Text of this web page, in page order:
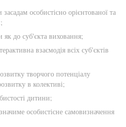
особистісно орієнтованої та
як до суб'єкта виховання;
взаємодія всіх суб'єктів
творчого потенціалу
в колективі;
дитини;
особистісне самовизначення